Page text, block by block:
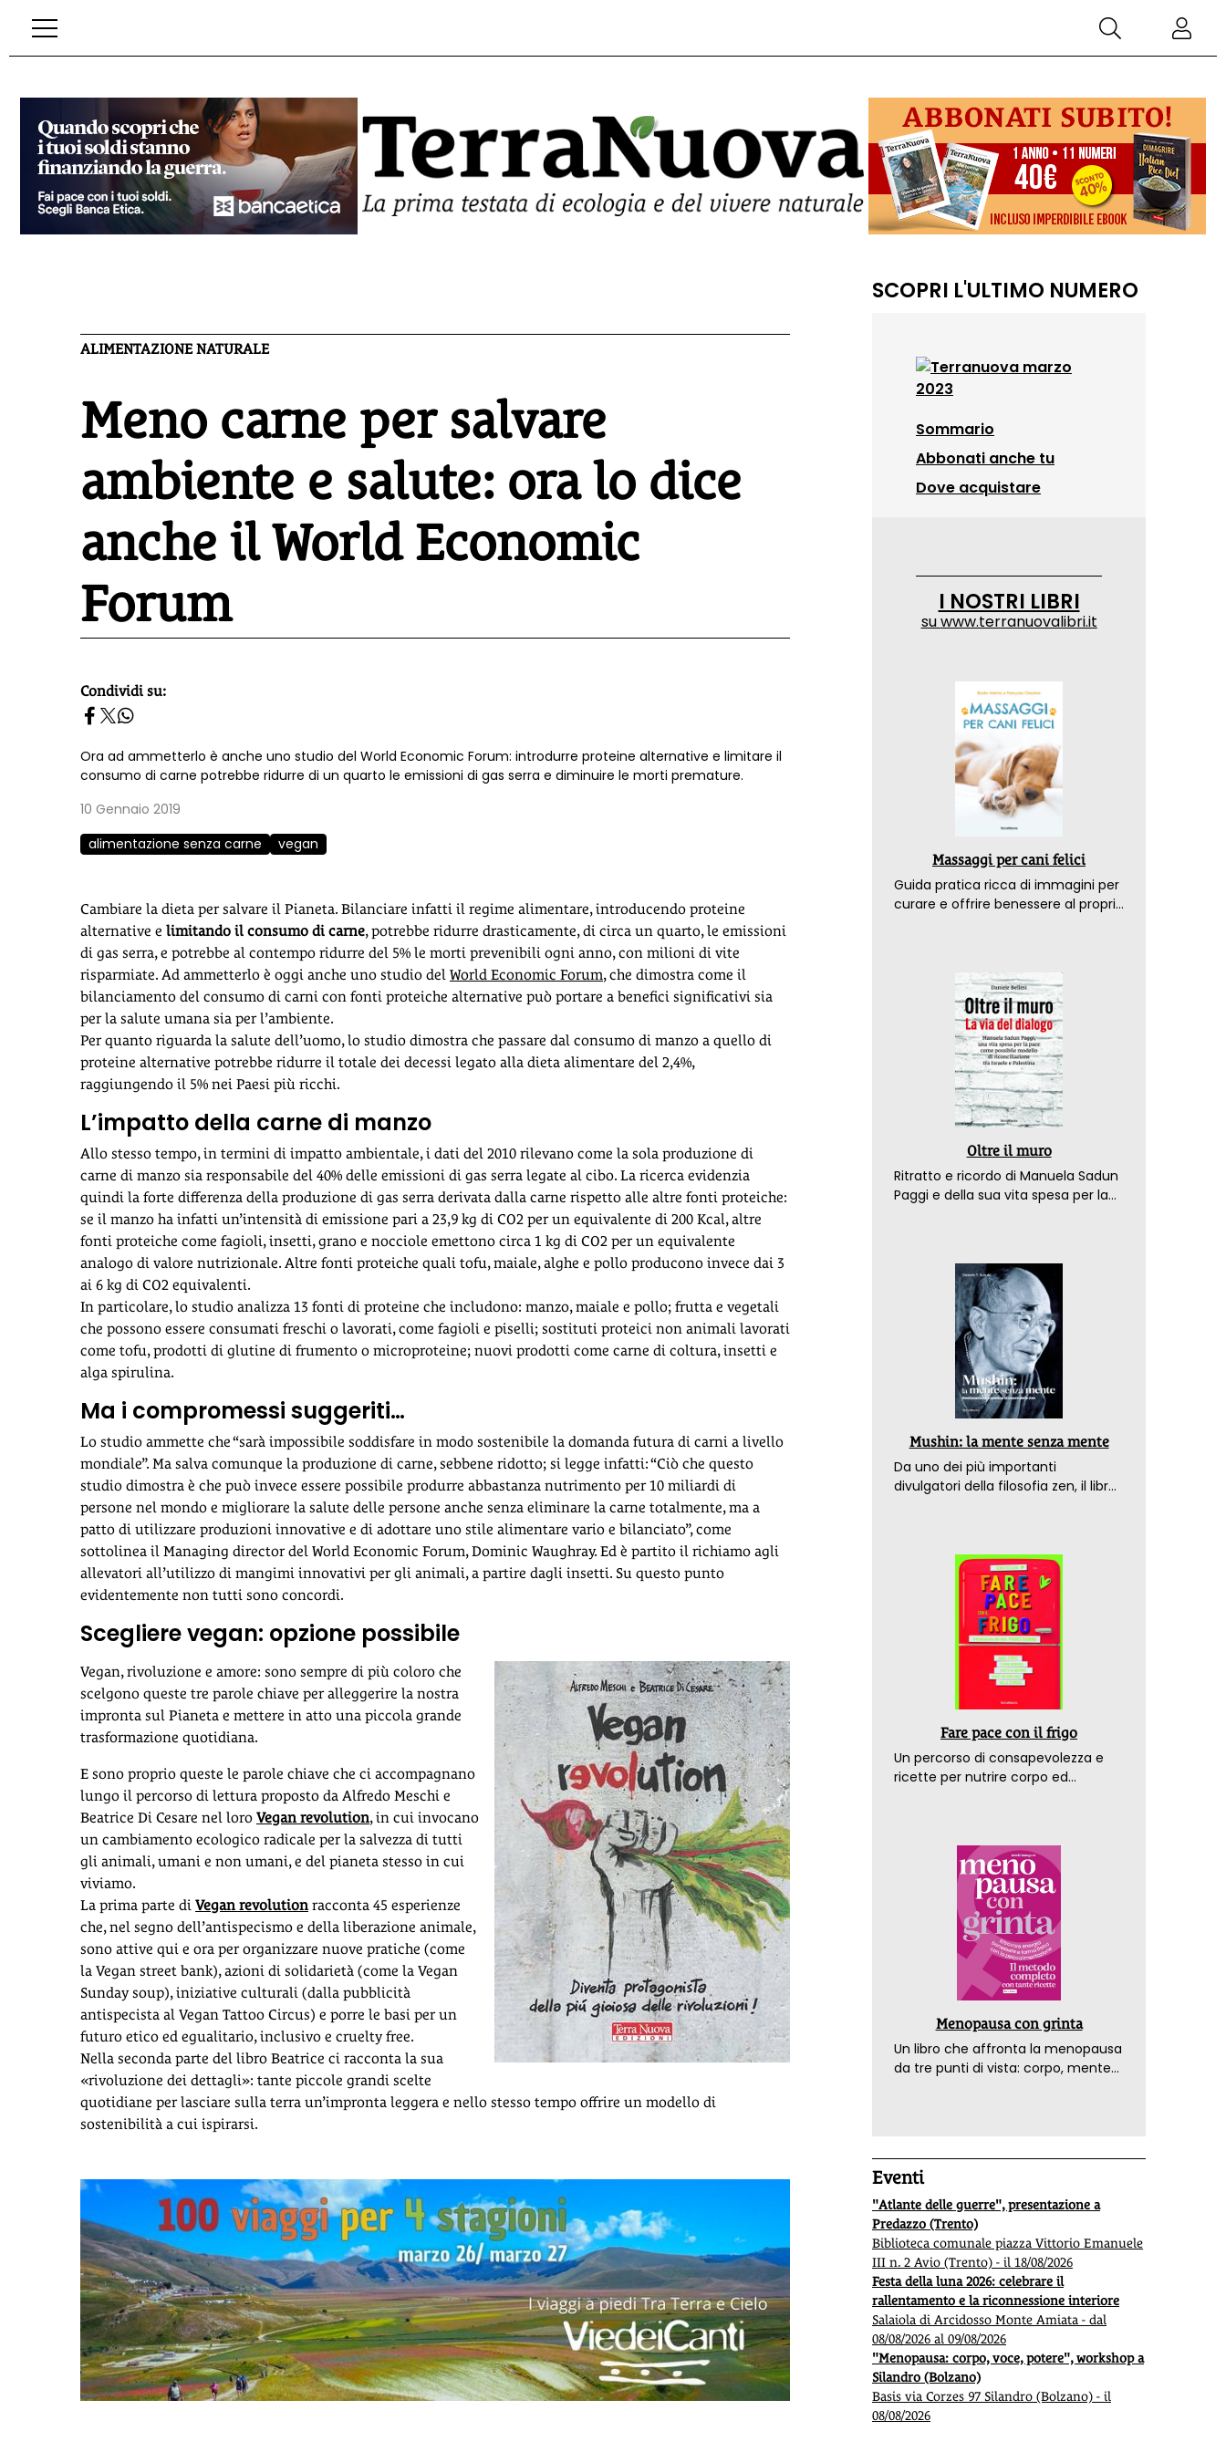
ALIMENTAZIONE NATURALE
Meno carne per salvare
ambiente e salute: ora lo dice
anche il World Economic
Forum
homepage h2
Condividi su:
Ora ad ammetterlo è anche uno studio del World Economic Forum: introdurre proteine alternative e limitare il
consumo di carne potrebbe ridurre di un quarto le emissioni di gas serra e diminuire le morti premature.
10 Gennaio 2019
alimentazione senza carne
vegan
Cambiare la dieta per salvare il Pianeta. Bilanciare infatti il regime alimentare, introducendo proteine
alternative e limitando il consumo di carne, potrebbe ridurre drasticamente, di circa un quarto, le emissioni
di gas serra, e potrebbe al contempo ridurre del 5% le morti prevenibili ogni anno, con milioni di vite
risparmiate. Ad ammetterlo è oggi anche uno studio del World Economic Forum, che dimostra come il
bilanciamento del consumo di carni con fonti proteiche alternative può portare a benefici significativi sia
per la salute umana sia per l’ambiente.
Per quanto riguarda la salute dell’uomo, lo studio dimostra che passare dal consumo di manzo a quello di
proteine alternative potrebbe ridurre il totale dei decessi legato alla dieta alimentare del 2,4%,
raggiungendo il 5% nei Paesi più ricchi.
L’impatto della carne di manzo
Allo stesso tempo, in termini di impatto ambientale, i dati del 2010 rilevano come la sola produzione di
carne di manzo sia responsabile del 40% delle emissioni di gas serra legate al cibo. La ricerca evidenzia
quindi la forte differenza della produzione di gas serra derivata dalla carne rispetto alle altre fonti proteiche:
se il manzo ha infatti un’intensità di emissione pari a 23,9 kg di CO2 per un equivalente di 200 Kcal, altre
fonti proteiche come fagioli, insetti, grano e nocciole emettono circa 1 kg di CO2 per un equivalente
analogo di valore nutrizionale. Altre fonti proteiche quali tofu, maiale, alghe e pollo producono invece dai 3
ai 6 kg di CO2 equivalenti.
In particolare, lo studio analizza 13 fonti di proteine che includono: manzo, maiale e pollo; frutta e vegetali
che possono essere consumati freschi o lavorati, come fagioli e piselli; sostituti proteici non animali lavorati
come tofu, prodotti di glutine di frumento o microproteine; nuovi prodotti come carne di coltura, insetti e
alga spirulina.
Ma i compromessi suggeriti…
Lo studio ammette che “sarà impossibile soddisfare in modo sostenibile la domanda futura di carni a livello
mondiale”. Ma salva comunque la produzione di carne, sebbene ridotto; si legge infatti: “Ciò che questo
studio dimostra è che può invece essere possibile produrre abbastanza nutrimento per 10 miliardi di
persone nel mondo e migliorare la salute delle persone anche senza eliminare la carne totalmente, ma a
patto di utilizzare produzioni innovative e di adottare uno stile alimentare vario e bilanciato”, come
sottolinea il Managing director del World Economic Forum, Dominic Waughray. Ed è partito il richiamo agli
allevatori all’utilizzo di mangimi innovativi per gli animali, a partire dagli insetti. Su questo punto
evidentemente non tutti sono concordi.
Scegliere vegan: opzione possibile
Vegan, rivoluzione e amore: sono sempre di più coloro che
scelgono queste tre parole chiave per alleggerire la nostra
impronta sul Pianeta e mettere in atto una piccola grande
trasformazione quotidiana.
E sono proprio queste le parole chiave che ci accompagnano
lungo il percorso di lettura proposto da Alfredo Meschi e
Beatrice Di Cesare nel loro Vegan revolution, in cui invocano
un cambiamento ecologico radicale per la salvezza di tutti
gli animali, umani e non umani, e del pianeta stesso in cui
viviamo.
La prima parte di Vegan revolution racconta 45 esperienze
che, nel segno dell’antispecismo e della liberazione animale,
sono attive qui e ora per organizzare nuove pratiche (come
la Vegan street bank), azioni di solidarietà (come la Vegan
Sunday soup), iniziative culturali (dalla pubblicità
antispecista al Vegan Tattoo Circus) e porre le basi per un
futuro etico ed egualitario, inclusivo e cruelty free.
Nella seconda parte del libro Beatrice ci racconta la sua
«rivoluzione dei dettagli»: tante piccole grandi scelte
quotidiane per lasciare sulla terra un’impronta leggera e nello stesso tempo offrire un modello di
sostenibilità a cui ispirarsi.
SCOPRI L'ULTIMO NUMERO
Sommario
Abbonati anche tu
Dove acquistare
I NOSTRI LIBRI
suwww.terranuovalibri.it
Massaggi per cani felici
Guida pratica ricca di immagini per
curare e offrire benessere al proprio
Oltre il muro
Ritratto e ricordo di Manuela Sadun
Paggi e della sua vita spesa per la
Mushin: la mente senza mente
Da uno dei più importanti
divulgatori della filosofia zen, il libro
Fare pace con il frigo
Un percorso di consapevolezza e
ricette per nutrire corpo ed
Menopausa con grinta
Un libro che affronta la menopausa
da tre punti di vista: corpo, mente
Eventi
"Atlante delle guerre", presentazione a
Predazzo (Trento)
Biblioteca comunale piazza Vittorio Emanuele
III n. 2 Avio (Trento) - il 18/08/2026
Festa della luna 2026: celebrare il
rallentamento e la riconnessione interiore
Salaiola di Arcidosso Monte Amiata - dal
08/08/2026 al 09/08/2026
"Menopausa: corpo, voce, potere", workshop a
Silandro (Bolzano)
Basis via Corzes 97 Silandro (Bolzano) - il
08/08/2026